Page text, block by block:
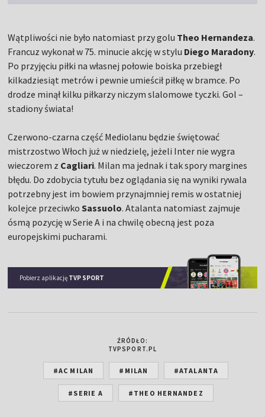
Wątpliwości nie było natomiast przy golu Theo Hernandeza.
Francuz wykonał w 75. minucie akcję w stylu Diego Maradony.
Po przyjęciu piłki na własnej połowie boiska przebiegł
kilkadziesiąt metrów i pewnie umieścił piłkę w bramce. Po
drodze minął kilku piłkarzy niczym slalomowe tyczki. Gol –
stadiony świata!
Czerwono-czarna część Mediolanu będzie świętować
mistrzostwo Włoch już w niedzielę, jeżeli Inter nie wygra
wieczorem z Cagliari. Milan ma jednak i tak spory margines
błędu. Do zdobycia tytułu bez oglądania się na wyniki rywala
potrzebny jest im bowiem przynajmniej remis w ostatniej
kolejce przeciwkoSassuolo. Atalanta natomiast zajmuje
ósmą pozycję w Serie A i na chwilę obecną jest poza
europejskimi pucharami.
Pobierz aplikację TVP SPORT
ŹRÓDŁO:
TVPSPORT.PL
#AC MILAN #MILAN #ATALANTA
#SERIE A #THEO HERNANDEZ